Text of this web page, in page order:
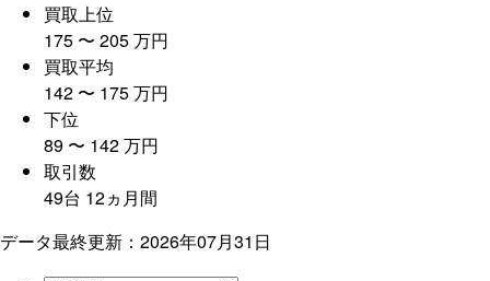
買取上位
175 〜 205万円
買取平均
142 〜 175万円
下位
89 〜 142万円
取引数
49台 12ヵ月間
データ最終更新：2026年07月31日